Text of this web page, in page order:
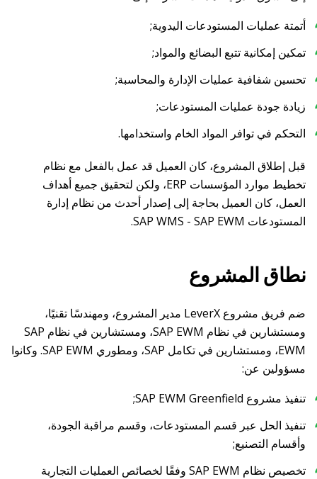
أتمتة عمليات المستودعات اليدوية;
تمكين إمكانية تتبع البضائع والمواد;
تحسين شفافية عمليات الإدارة والمحاسبة;
زيادة جودة عمليات المستودعات;
التحكم في توافر المواد الخام واستخدامها.
قبل إطلاق المشروع، كان العميل قد عمل بالفعل مع نظام
تخطيط موارد المؤسسات ERP، ولكن لتحقيق جميع أهداف
العمل، كان العميل بحاجة إلى إصدار أحدث من نظام إدارة
المستودعات SAP WMS - SAP EWM.
نطاق المشروع
ضم فريق مشروع LeverX مدير المشروع، ومهندسًا تقنيًا،
ومستشارين في نظام SAP EWM، ومستشارين في نظام SAP
EWM، ومستشارين في تكامل SAP، ومطوري SAP EWM. وكانوا
مسؤولين عن:
تنفيذ مشروع SAP EWM Greenfield;
تنفيذ الحل عبر قسم المستودعات، وقسم مراقبة الجودة،
وأقسام التصنيع;
تخصيص نظام SAP EWM وفقًا لخصائص العمليات التجارية